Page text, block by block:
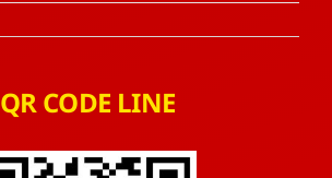
QR CODE LINE